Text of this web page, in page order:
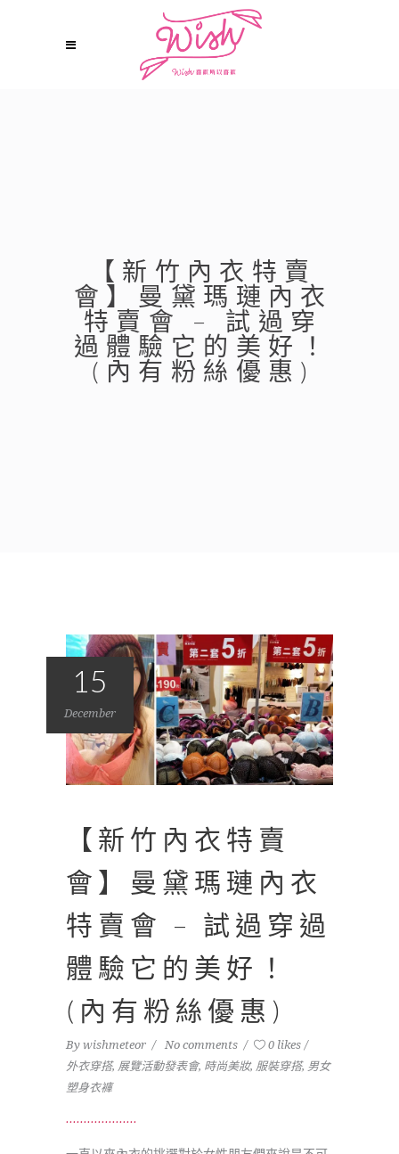
【新竹內衣特賣
會】曼黛瑪璉內衣
特賣會 – 試過穿
過體驗它的美好！
(內有粉絲優惠)
15
December
【新竹內衣特賣
會】曼黛瑪璉內衣
特賣會 – 試過穿過
體驗它的美好！
(內有粉絲優惠)
By wishmeteor No comments
0 likes
外衣穿搭, 展覽活動發表會, 時尚美妝, 服裝穿搭, 男女
塑身衣褲